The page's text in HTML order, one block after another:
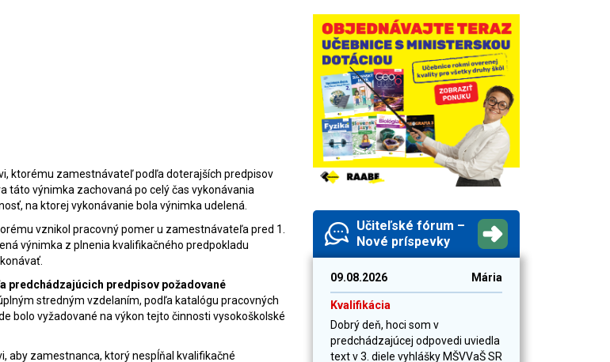
ktorému zamestnávateľ podľa doterajších predpisov
táto výnimka zachovaná po celý čas vykonávania
na ktorej vykonávanie bola výnimka udelená.
vznikol pracovný pomer u zamestnávateľa pred 1.
výnimka z plnenia kvalifikačného predpokladu
predchádzajúcich predpisov požadované
stredným vzdelaním, podľa katalógu pracovných
bolo vyžadované na výkon tejto činnosti vysokoškolské
aby zamestnanca, ktorý nespĺňal kvalifikačné
Učiteľské fórum –
Nové príspevky
09.08.2026 Mária
Kvalifikácia
Dobrý deň, hoci som v
predchádzajúcej odpovedi uviedla
text v 3. diele vyhlášky MŠVVaŠ SR